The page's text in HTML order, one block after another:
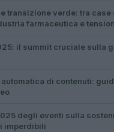
transizione verde: tra case
farmaceutica e
il summit cruciale sulla
di contenuti:
degli eventi sulla
imperdibili